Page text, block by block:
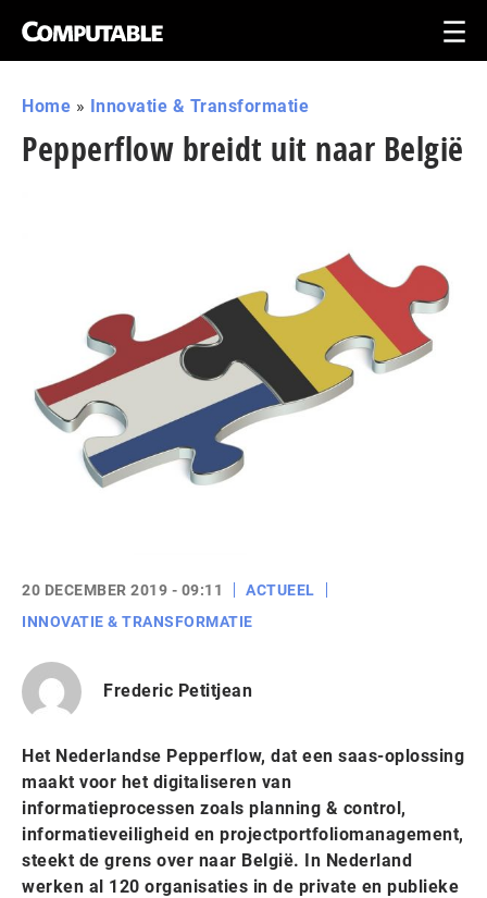
Home » Innovatie & Transformatie
Pepperflow breidt uit naar België
20 DECEMBER 2019 - 09:11
ACTUEEL
INNOVATIE & TRANSFORMATIE
Frederic Petitjean
Het Nederlandse Pepperflow, dat een saas-oplossing
maakt voor het digitaliseren van
informatieprocessen zoals planning & control,
informatieveiligheid en projectportfoliomanagement,
steekt de grens over naar België. In Nederland
werken al 120 organisaties in de private en publieke